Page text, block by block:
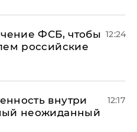
ФСБ, чтобы
российские
12:24
внутри
неожиданный
12:17